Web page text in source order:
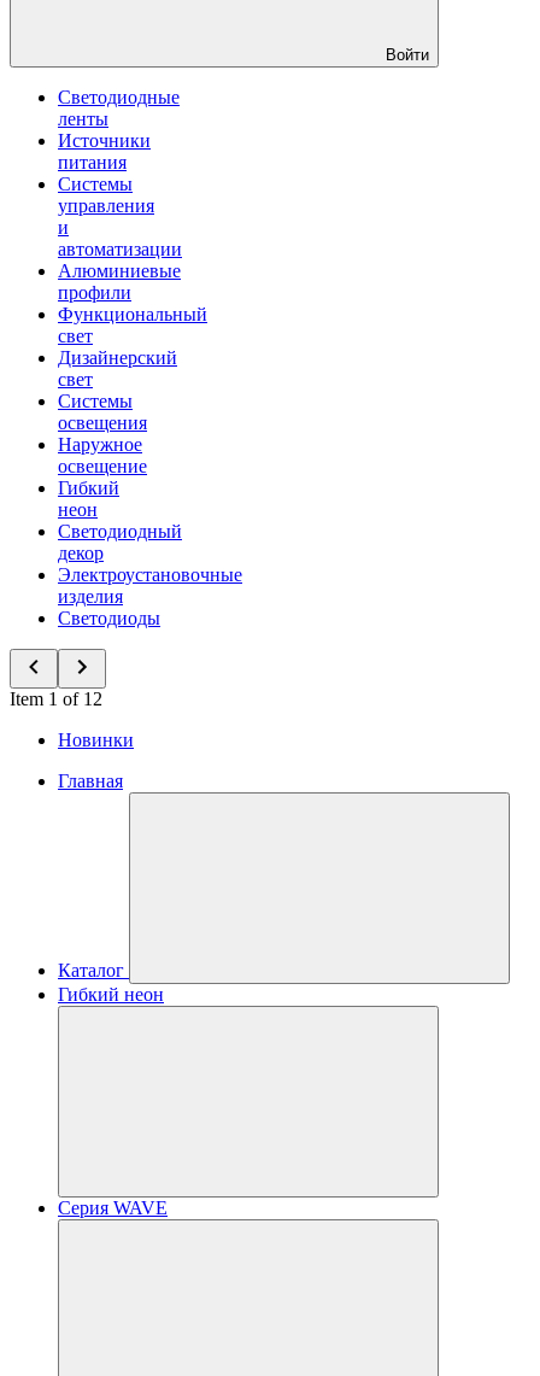
Войти
Светодиодные
ленты
Источники
питания
Системы
управления
и
автоматизации
Алюминиевые
профили
Функциональный
свет
Дизайнерский
свет
Системы
освещения
Наружное
освещение
Гибкий
неон
Светодиодный
декор
Электроустановочные
изделия
Светодиоды
Item 1 of 12
Новинки
Главная
Каталог
Гибкий неон
Серия WAVE